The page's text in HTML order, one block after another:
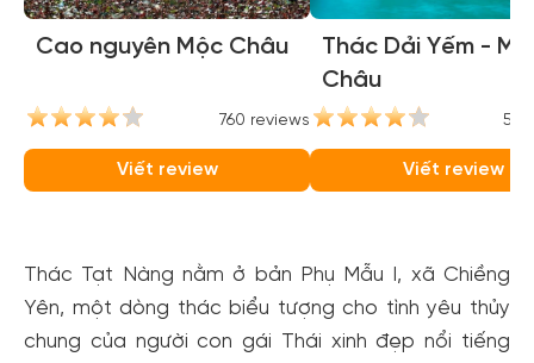
Cao nguyên Mộc Châu
760 reviews
Viết review
Thác Dải Yếm -
Châu
Viết review
Thác Tạt Nàng nằm ở bản Phụ Mẫu I, xã Chiềng
Yên, một dòng thác biểu tượng cho tình yêu thủy
chung của người con gái Thái xinh đẹp nổi tiếng